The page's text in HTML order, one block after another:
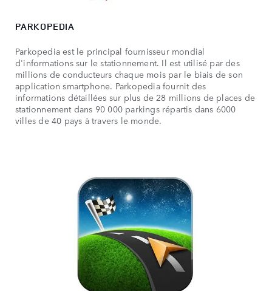
PARKOPEDIA
Parkopedia est le principal fournisseur mondial
d'informations sur le stationnement. Il est utilisé par des
millions de conducteurs chaque mois par le biais de son
application smartphone. Parkopedia fournit des
informations détaillées sur plus de 28 millions de places de
stationnement dans 90 000 parkings répartis dans 6000
villes de 40 pays à travers le monde.